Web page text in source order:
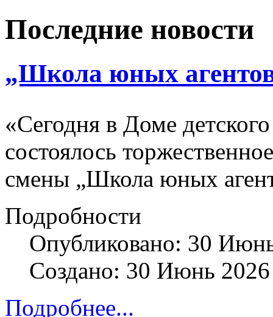
Последние новости
„Школа юных
«Сегодня в Доме детского
состоялось
смены „Школа юных
Подробности
Опубликовано: 30
Создано: 30 Июнь 2026
Подробнее...